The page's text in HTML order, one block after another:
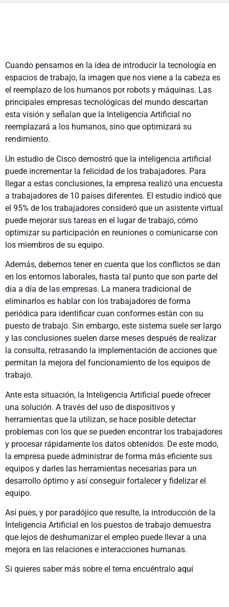
Cuando pensamos en la idea de introducir la tecnología en
espacios de trabajo, la imagen que nos viene a la cabeza es
el reemplazo de los humanos por robots y máquinas. Las
principales empresas tecnológicas del mundo descartan
esta visión y señalan que la Inteligencia Artificial no
reemplazará a los humanos, sino que optimizará su
rendimiento.
Un estudio de Cisco demostró que la inteligencia artificial
puede incrementar la felicidad de los trabajadores. Para
llegar a estas conclusiones, la empresa realizó una encuesta
a trabajadores de 10 países diferentes. El estudio indicó que
el 95% de los trabajadores consideró que un asistente virtual
puede mejorar sus tareas en el lugar de trabajo, cómo
optimizar su participación en reuniones o comunicarse con
los miembros de su equipo.
Además, debemos tener en cuenta que los conflictos se dan
en los entornos laborales, hasta tal punto que son parte del
día a día de las empresas. La manera tradicional de
eliminarlos es hablar con los trabajadores de forma
periódica para identificar cuan conformes están con su
puesto de trabajo. Sin embargo, este sistema suele ser largo
y las conclusiones suelen darse meses después de realizar
la consulta, retrasando la implementación de acciones que
permitan la mejora del funcionamiento de los equipos de
trabajo.
Ante esta situación, la Inteligencia Artificial puede ofrecer
una solución. A través del uso de dispositivos y
herramientas que la utilizan, se hace posible detectar
problemas con los que se pueden encontrar los trabajadores
y procesar rápidamente los datos obtenidos. De este modo,
la empresa puede administrar de forma más eficiente sus
equipos y darles las herramientas necesarias para un
desarrollo óptimo y así conseguir fortalecer y fidelizar el
equipo.
Así pues, y por paradójico que resulte, la introducción de la
Inteligencia Artificial en los puestos de trabajo demuestra
que lejos de deshumanizar el empleo puede llevar a una
mejora en las relaciones e interacciones humanas.
Si quieres saber más sobre el tema encuéntralo aquí